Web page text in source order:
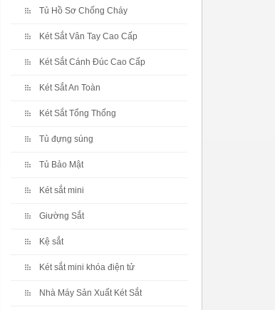
Tủ Hồ Sơ Chống Cháy
Két Sắt Vân Tay Cao Cấp
Két Sắt Cánh Đúc Cao Cấp
Két Sắt An Toàn
Két Sắt Tổng Thống
Tủ đựng súng
Tủ Bảo Mật
Két sắt mini
Giường Sắt
Kệ sắt
Két sắt mini khóa điện tử
Nhà Máy Sản Xuất Két Sắt